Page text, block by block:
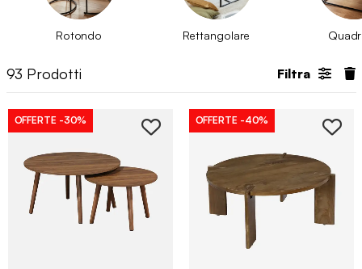
Rotondo Rettangolare
93 Prodotti Filtra
OFFERTE -30% OFFERTE -40%